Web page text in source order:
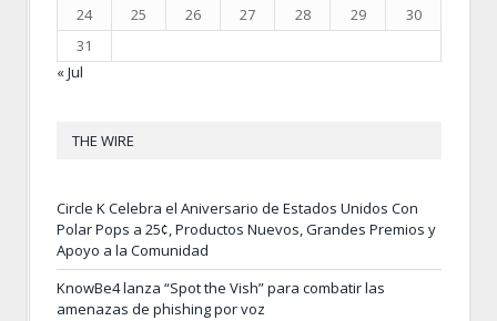
24
25 26 27 28 29
30
31
« Jul
THE WIRE
Circle K Celebra el Aniversario de Estados Unidos Con
Polar Pops a 25¢, Productos Nuevos, Grandes Premios y
Apoyo a la Comunidad
KnowBe4 lanza “Spot the Vish” para combatir las
amenazas de phishing por voz